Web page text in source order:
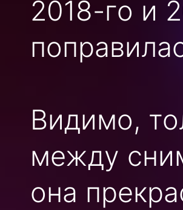
2018-го и
Видимо,
между
она